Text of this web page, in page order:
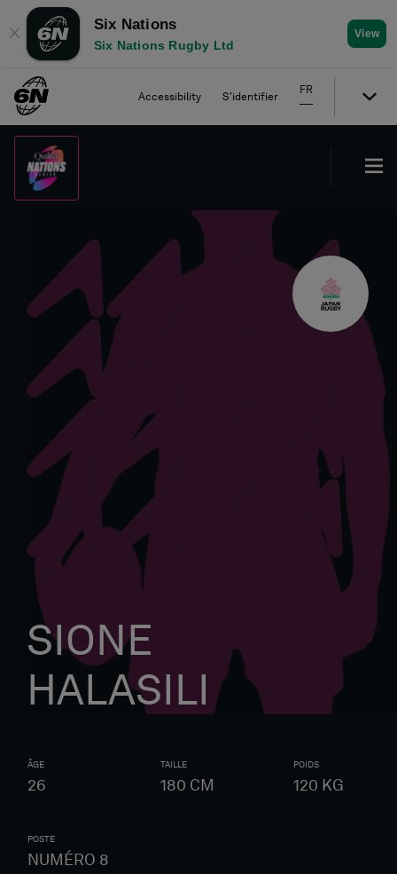
✕
Six Nations
Six Nations Rugby Ltd
View
Accessibility S'identifier
FR
SIONE
HALASILI
ÂGE
26
TAILLE
180 CM
POIDS
120 KG
POSTE
NUMÉRO 8